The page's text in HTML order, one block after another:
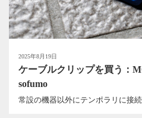
2025年8月19日
ケーブルクリップを買う：
sofumo
常設の機器以外にテンポラリに接続